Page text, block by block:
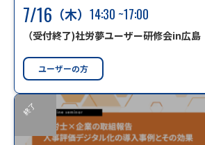
7/16 （木） 14:30~17:00
（受付終了)社労夢ユーザー研修会in広島
ユーザーの方
終了